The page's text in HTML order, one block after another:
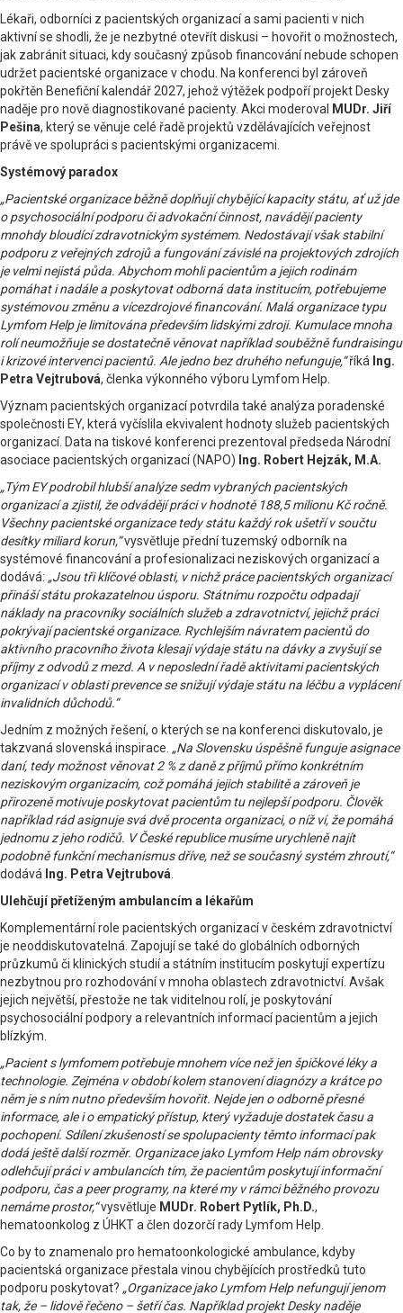
Lékaři, odborníci z pacientských organizací a sami pacienti v nich
aktivní se shodli, že je nezbytné otevřít diskusi – hovořit o možnostech,
jak zabránit situaci, kdy současný způsob financování nebude schopen
udržet pacientské organizace v chodu. Na konferenci byl zároveň
pokřtěn Benefiční kalendář 2027, jehož výtěžek podpoří projekt Desky
naděje pro nově diagnostikované pacienty. Akci moderoval MUDr. Jiří
Pešina, který se věnuje celé řadě projektů vzdělávajících veřejnost
právě ve spolupráci s pacientskými organizacemi.
Systémový paradox
„Pacientské organizace běžně doplňují chybějící kapacity státu, ať už jde
o psychosociální podporu či advokační činnost, navádějí pacienty
mnohdy bloudící zdravotnickým systémem. Nedostávají však stabilní
podporu z veřejných zdrojů a fungování závislé na projektových zdrojích
je velmi nejistá půda. Abychom mohli pacientům a jejich rodinám
pomáhat i nadále a poskytovat odborná data institucím, potřebujeme
systémovou změnu a vícezdrojové financování. Malá organizace typu
Lymfom Help je limitována především lidskými zdroji. Kumulace mnoha
rolí neumožňuje se dostatečně věnovat například souběžně fundraisingu
i krizové intervenci pacientů. Ale jedno bez druhého nefunguje,“říká Ing.
Petra Vejtrubová, členka výkonného výboru Lymfom Help.
Význam pacientských organizací potvrdila také analýza poradenské
společnosti EY, která vyčíslila ekvivalent hodnoty služeb pacientských
organizací. Data na tiskové konferenci prezentoval předseda Národní
asociace pacientských organizací (NAPO) Ing. Robert Hejzák, M.A.
„Tým EY podrobil hlubší analýze sedm vybraných pacientských
organizací a zjistil, že odvádějí práci v hodnotě 188,5 milionu Kč ročně.
Všechny pacientské organizace tedy státu každý rok ušetří v součtu
desítky miliard korun,“vysvětluje přední tuzemský odborník na
systémové financování a profesionalizaci neziskových organizací a
dodává: „Jsou tři klíčové oblasti, v nichž práce pacientských organizací
přináší státu prokazatelnou úsporu. Státnímu rozpočtu odpadají
náklady na pracovníky sociálních služeb a zdravotnictví, jejichž práci
pokrývají pacientské organizace. Rychlejším návratem pacientů do
aktivního pracovního života klesají výdaje státu na dávky a zvyšují se
příjmy z odvodů z mezd. A v neposlední řadě aktivitami pacientských
organizací v oblasti prevence se snižují výdaje státu na léčbu a vyplácení
invalidních důchodů.“
Jedním z možných řešení, o kterých se na konferenci diskutovalo, je
takzvaná slovenská inspirace. „Na Slovensku úspěšně funguje asignace
daní, tedy možnost věnovat 2 % z daně z příjmů přímo konkrétním
neziskovým organizacím, což pomáhá jejich stabilitě a zároveň je
přirozeně motivuje poskytovat pacientům tu nejlepší podporu. Člověk
například rád asignuje svá dvě procenta organizaci, o níž ví, že pomáhá
jednomu z jeho rodičů. V České republice musíme urychleně najít
podobně funkční mechanismus dříve, než se současný systém zhroutí,“
dodává Ing. Petra Vejtrubová
Ulehčují přetíženým ambulancím a lékařům
Komplementární role pacientských organizací v českém zdravotnictví
je neoddiskutovatelná. Zapojují se také do globálních odborných
průzkumů či klinických studií a státním institucím poskytují expertízu
nezbytnou pro rozhodování v mnoha oblastech zdravotnictví. Avšak
jejich největší, přestože ne tak viditelnou rolí, je poskytování
psychosociální podpory a relevantních informací pacientům a jejich
blízkým.
„Pacient s lymfomem potřebuje mnohem více než jen špičkové léky a
technologie. Zejména v období kolem stanovení diagnózy a krátce po
něm je s ním nutno především hovořit. Nejde jen o odborně přesné
informace, ale i o empatický přístup, který vyžaduje dostatek času a
pochopení. Sdílení zkušeností se spolupacienty těmto informací pak
dodá ještě další rozměr. Organizace jako Lymfom Help nám obrovsky
odlehčují práci v ambulancích tím, že pacientům poskytují informační
podporu, čas a peer programy, na které my v rámci běžného provozu
nemáme prostor,“vysvětluje MUDr. Robert Pytlík, Ph.D.,
hematoonkolog z ÚHKT a člen dozorčí rady Lymfom Help.
Co by to znamenalo pro hematoonkologické ambulance, kdyby
pacientská organizace přestala vinou chybějících prostředků tuto
podporu poskytovat? „Organizace jako Lymfom Help nefungují jenom
tak, že – lidově řečeno – šetří čas. Například projekt Desky naděje